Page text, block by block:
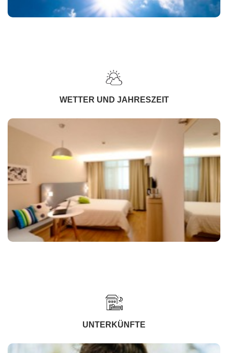
WETTER UND JAHRESZEIT
UNTERKÜNFTE